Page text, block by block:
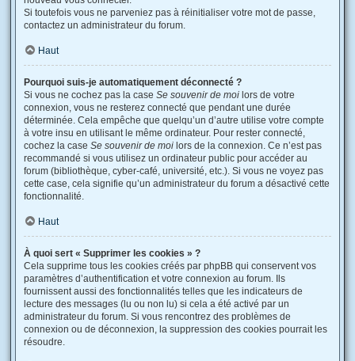
Si toutefois vous ne parveniez pas à réinitialiser votre mot de passe,
contactez un administrateur du forum.
Haut
Pourquoi suis-je automatiquement déconnecté ?
Si vous ne cochez pas la case Se souvenir de moi lors de votre
connexion, vous ne resterez connecté que pendant une durée
déterminée. Cela empêche que quelqu’un d’autre utilise votre compte
à votre insu en utilisant le même ordinateur. Pour rester connecté,
cochez la case Se souvenir de moi lors de la connexion. Ce n’est pas
recommandé si vous utilisez un ordinateur public pour accéder au
forum (bibliothèque, cyber-café, université, etc.). Si vous ne voyez pas
cette case, cela signifie qu’un administrateur du forum a désactivé cette
fonctionnalité.
Haut
À quoi sert « Supprimer les cookies » ?
Cela supprime tous les cookies créés par phpBB qui conservent vos
paramètres d’authentification et votre connexion au forum. Ils
fournissent aussi des fonctionnalités telles que les indicateurs de
lecture des messages (lu ou non lu) si cela a été activé par un
administrateur du forum. Si vous rencontrez des problèmes de
connexion ou de déconnexion, la suppression des cookies pourrait les
résoudre.